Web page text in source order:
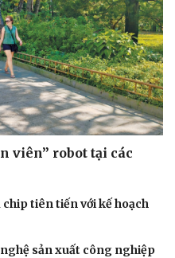
viên” robot tại các
tiên tiến với kế hoạch
sản xuất công nghiệp